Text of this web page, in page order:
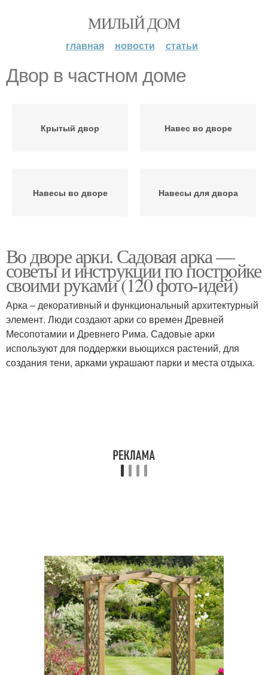
МИЛЫЙ ДОМ
главная новости статьи
Двор в частном доме
Крытый двор Навес во дворе
Навесы во дворе Навесы для двора
Во дворе арки. Садовая арка —
советы и инструкции по постройке
своими руками (120 фото-идей)
Арка – декоративный и функциональный архитектурный
элемент. Люди создают арки со времен Древней
Месопотамии и Древнего Рима. Садовые арки
используют для поддержки вьющихся растений, для
создания тени, арками украшают парки и места отдыха.